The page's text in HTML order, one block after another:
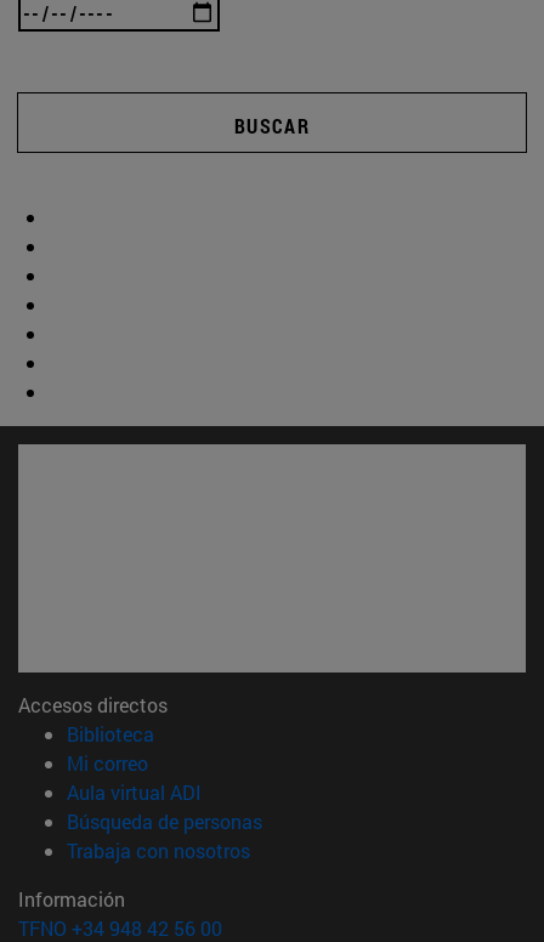
BUSCAR
Accesos directos
Biblioteca
Mi correo(abre en nueva ventana)
Aula virtual ADI
Búsqueda de personas(abre en nueva ventana)
Trabaja con nosotros(abre en nueva ventana)
Información
TFNO +34 948 42 56 00